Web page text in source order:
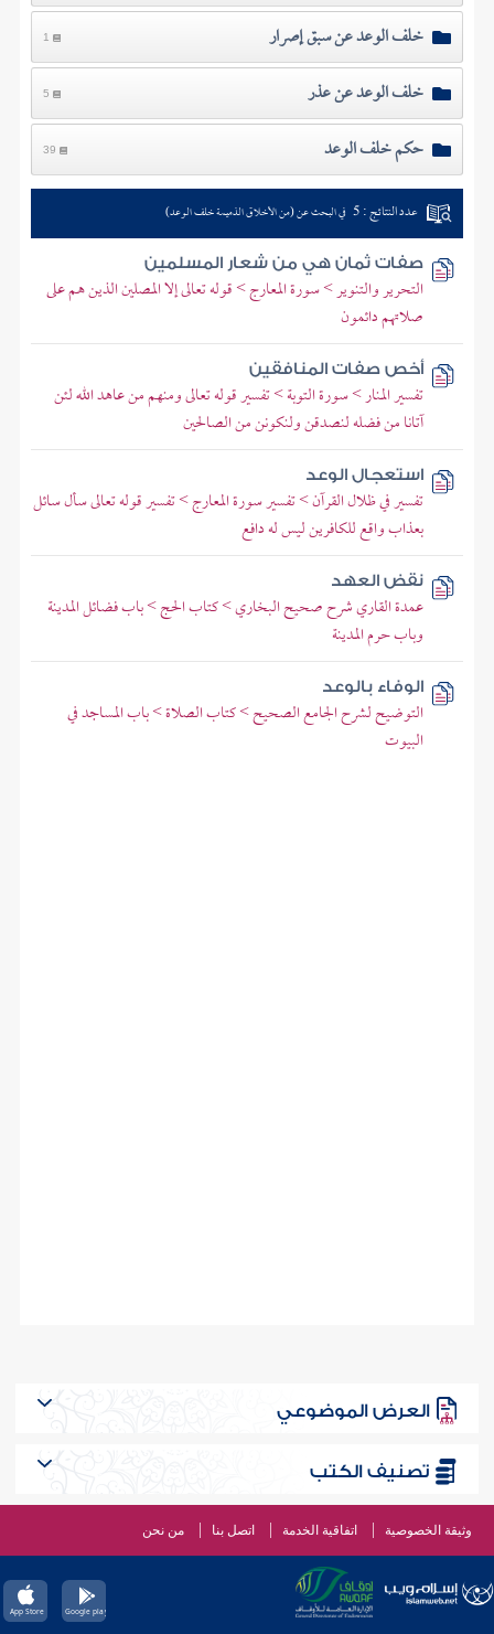
خلف الوعد عن سبق إصرار 1
خلف الوعد عن عذر 5
حكم خلف الوعد 39
عدد النتائج : 5 في البحث عن (من الأخلاق الذميمة خلف الوعد)
صفات ثمان هي من شعار المسلمين
التحرير والتنوير > سورة المعارج > قوله تعالى إلا المصلين الذين هم على
صلاتهم دائمون
أخص صفات المنافقين
تفسير المنار > سورة التوبة > تفسير قوله تعالى ومنهم من عاهد الله لئن
آتانا من فضله لنصدقن ولنكونن من الصالحين
استعجال الوعد
تفسير في ظلال القرآن > تفسير سورة المعارج > تفسير قوله تعالى سأل سائل
بعذاب واقع للكافرين ليس له دافع
نقض العهد
عمدة القاري شرح صحيح البخاري > كتاب الحج > باب فضائل المدينة
وباب حرم المدينة
الوفاء بالوعد
التوضيح لشرح الجامع الصحيح > كتاب الصلاة > باب المساجد في
البيوت
العرض الموضوعي
تصنيف الكتب
وثيقة الخصوصية اتفاقية الخدمة اتصل بنا من نحن